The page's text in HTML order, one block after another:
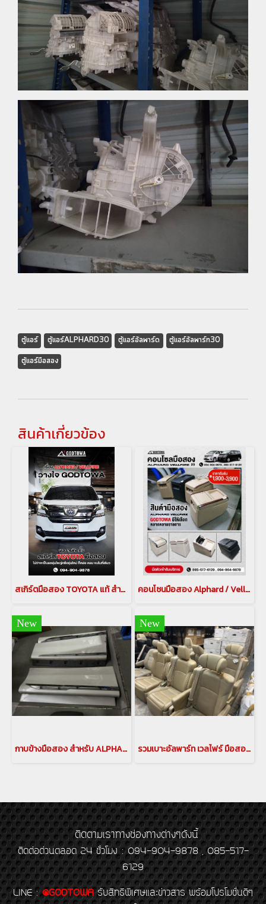
ตู้แอร์ ตู้แอร์ALPHARD30 ตู้แอร์อัลพาร์ด
ตู้แอร์อัลพาร์ท30
ตู้แอร์มือสอง
สินค้าเกี่ยวข้อง
สเกิร์ตมือสอง TOYOTA แท้ สำหรับ VELLFIRE 2015 คอนโซนมือสอง Alphard / Vellfire 20
New
กาบข้างมือสอง สำหรับ ALPHARD/VELLFIRE 20,30
New
รวมเบาะอัลพาร์ท เวลไฟร์ มือสอง อัพเดทล่าสุด
ติดตามเราทางช่องทางต่างๆดังนี้
ติดต่อด่วนตลอด 24 ชั่วโมง : 094-904-9878 , 085-517-
6129
LINE : @GODTOWA รับสิทธิพิเศษและข่าวสาร พร้อมโปรโมชั่นดีๆ